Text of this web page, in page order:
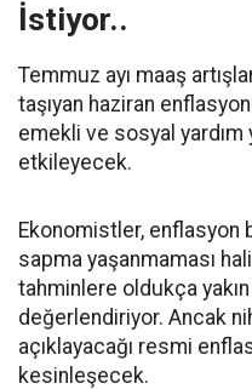
İstiyor..
Temmuz ayı maaş
taşıyan haziran
emekli ve sosyal yardım
etkileyecek.
Ekonomistler,
sapma yaşanmaması
tahminlere oldukça
değerlendiriyor. Ancak
açıklayacağı resmi
kesinleşecek.